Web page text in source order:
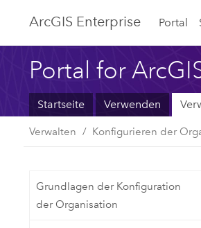
ArcGIS Enterprise Portal
Portal for
Startseite Verwenden
Verwalten Konfigurieren der
Grundlagen der Konfiguration
der Organisation